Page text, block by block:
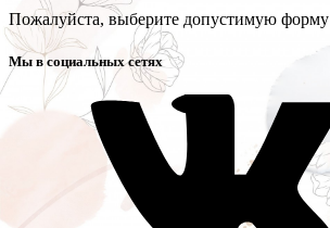
Пожалуйста, выберите допустимую форму
Мы в социальных сетях